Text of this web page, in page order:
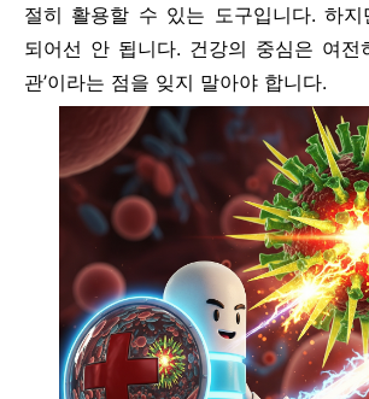
절히 활용할 수 있는 도구입니다. 하
되어선 안 됩니다. 건강의 중심은 여전
관’이라는 점을 잊지 말아야 합니다.